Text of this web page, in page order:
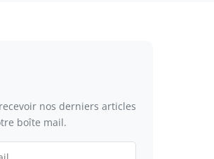
nos derniers articles
boîte mail.